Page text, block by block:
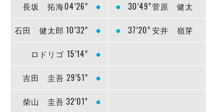
長坂 拓海04’26” 30’49”菅原 健太
石田 健太郎 10’32” 37’20” 安井 嶺芽
ロドリゴ 15’14”
吉田 圭吾 29’51”
柴山 圭吾 32’01”